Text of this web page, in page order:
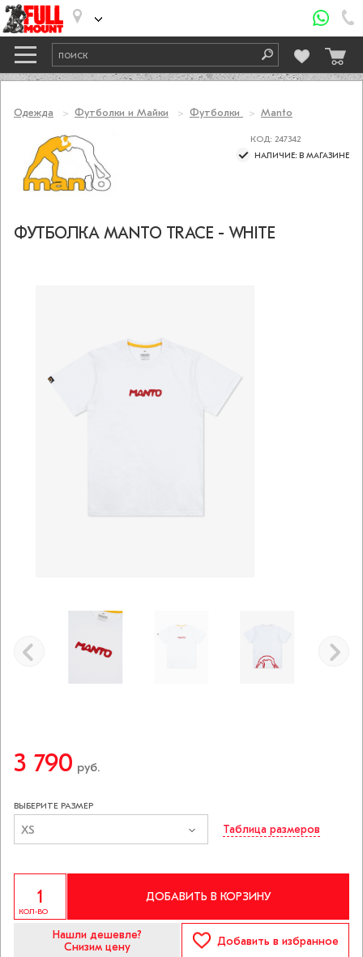
Одежда Футболки и Майки Футболки Manto
КОД: 247342
НАЛИЧИЕ: В МАГАЗИНЕ
ФУТБОЛКА MANTO TRACE - WHITE
3 790 руб.
ВЫБЕРИТЕ РАЗМЕР
XS Таблица размеров
КОЛ-ВО
ДОБАВИТЬ В КОРЗИНУ
Нашли дешевле?
Снизим цену
Добавить в избранное